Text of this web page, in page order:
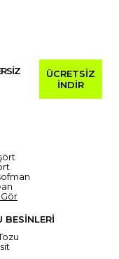
ÜCRETSİZ
İNDİR
BESİNLERİ